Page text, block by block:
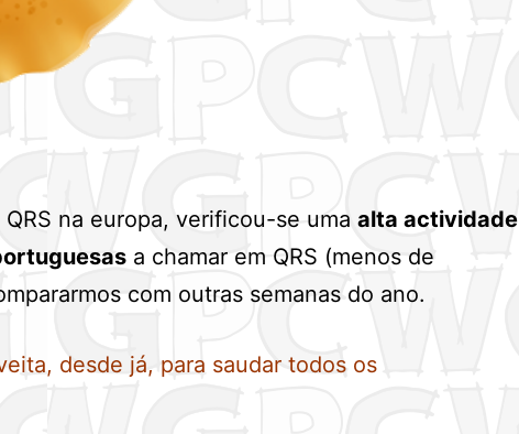
QRS na europa, verificou-se uma alta actividade
a chamar em QRS (menos de
com outras semanas do ano.
desde já, para saudar todos os